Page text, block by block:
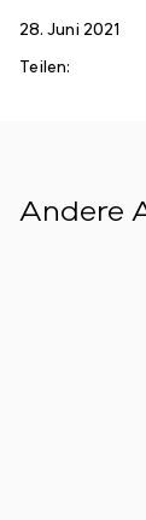
28. Juni 2021
Teilen:
Andere